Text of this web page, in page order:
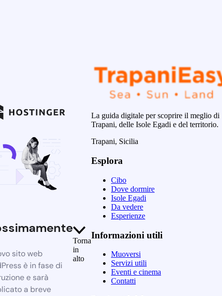
sito web
è in fase di
e sarà
a breve
Torna
in
alto
La guida digitale per scoprire il meglio di
Trapani, delle Isole Egadi e del territorio.
Trapani, Sicilia
Esplora
Cibo
Dove dormire
Isole Egadi
Da vedere
Esperienze
Informazioni utili
Muoversi
Servizi utili
Eventi e cinema
Contatti